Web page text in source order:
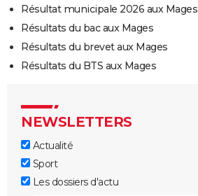
Résultat municipale 2026 aux Mages
Résultats du bac aux Mages
Résultats du brevet aux Mages
Résultats du BTS aux Mages
NEWSLETTERS
Actualité
Sport
Les dossiers d'actu